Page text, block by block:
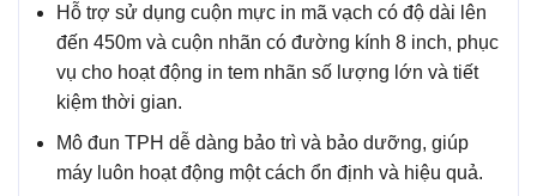
Hỗ trợ sử dụng cuộn mực in mã vạch có độ dài lên
đến 450m và cuộn nhãn có đường kính 8 inch, phục
vụ cho hoạt động in tem nhãn số lượng lớn và tiết
kiệm thời gian.
Mô đun TPH dễ dàng bảo trì và bảo dưỡng, giúp
máy luôn hoạt động một cách ổn định và hiệu quả.